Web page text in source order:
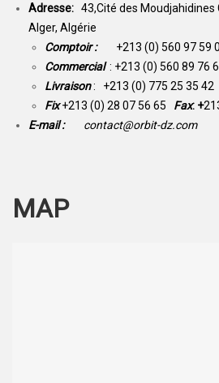
Adresse: 43,Cité des Moudjahidines
Alger, Algérie
Comptoir : +213 (0) 560 97 59
Commercial : +213 (0) 560 89 76
Livraison: +213 (0) 775 25 35 42
Fix +213 (0) 28 07 56 65 Fax: +
E-mail :
contact@orbit-dz.com
MAP